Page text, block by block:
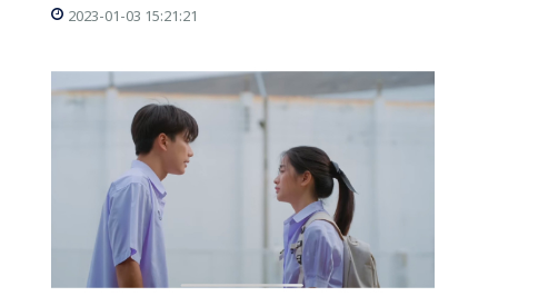
2023-01-03 15:21:21